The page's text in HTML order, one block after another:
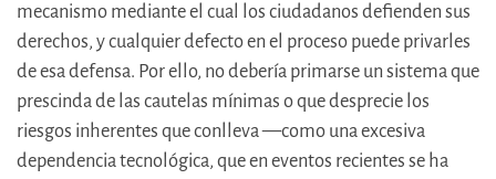
mecanismo mediante el cual los ciudadanos defienden sus
derechos, y cualquier defecto en el proceso puede privarles
de esa defensa. Por ello, no debería primarse un sistema que
prescinda de las cautelas mínimas o que desprecie los
riesgos inherentes que conlleva —como una excesiva
dependencia tecnológica, que en eventos recientes se ha